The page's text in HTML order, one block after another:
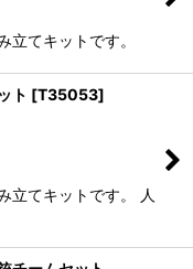
立てキットです。
ト [T35053]
立てキットです。 人